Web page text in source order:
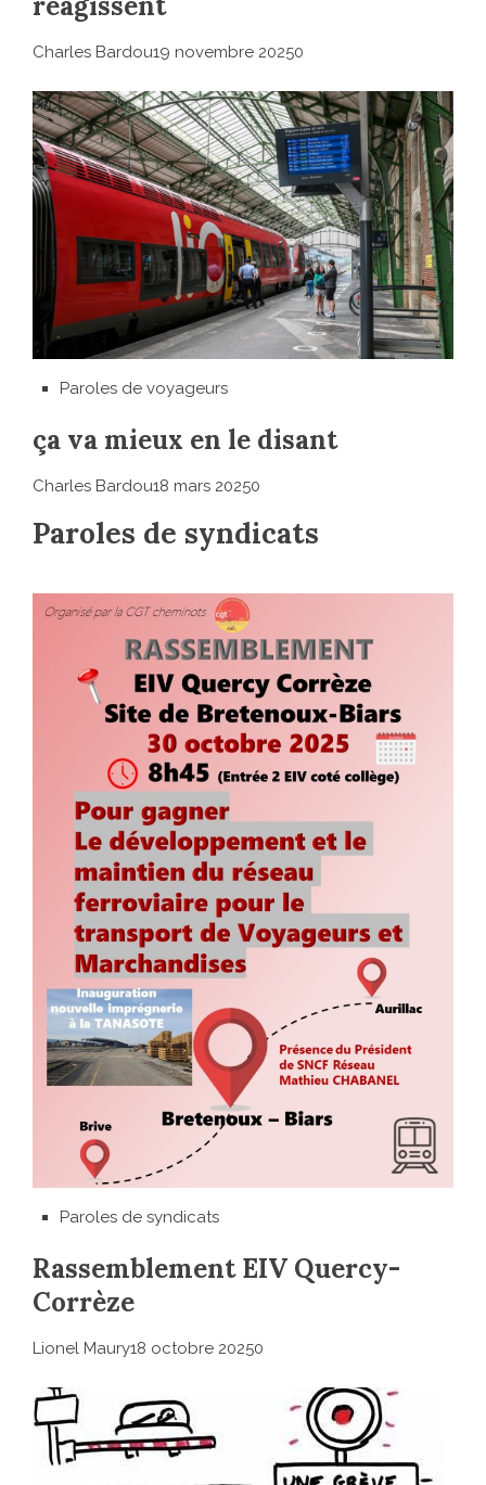
Charles Bardou19 novembre 20250
Paroles de voyageurs
ça va mieux en le disant
Charles Bardou18 mars 20250
Paroles de syndicats
Paroles de syndicats
Rassemblement EIV Quercy-
Corrèze
Lionel Maury18 octobre 20250